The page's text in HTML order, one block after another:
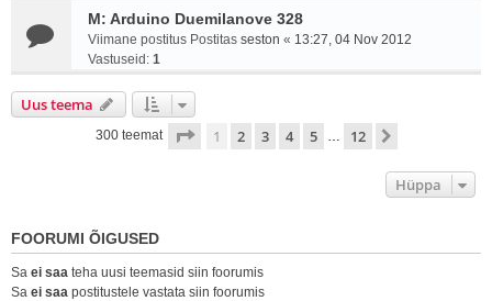
M: Arduino Duemilanove 328
Viimane postitus Postitas seston « 13:27, 04 Nov 2012
Vastuseid: 1
Uus teema
300 teemat 1 . leht12 -st
1 2 3 4 5 … 12
Hüppa
FOORUMI ÕIGUSED
Sa ei saa teha uusi teemasid siin foorumis
Sa ei saa postitustele vastata siin foorumis